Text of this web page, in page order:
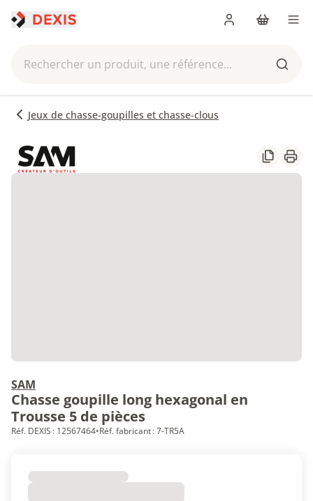
Rechercher un produit, une référence...
Panier
Jeux de chasse-goupilles et chasse-clous
Partager
SAM
Chasse goupille long hexagonal en
Trousse 5 de pièces
Réf. DEXIS : 12567464•Réf. fabricant : 7-TR5A